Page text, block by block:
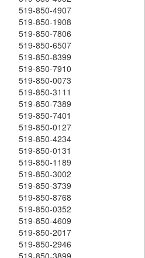
519-850-4907
519-850-1908
519-850-7806
519-850-6507
519-850-8399
519-850-7910
519-850-0073
519-850-3111
519-850-7389
519-850-7401
519-850-0127
519-850-4234
519-850-0131
519-850-1189
519-850-3002
519-850-3739
519-850-8768
519-850-0352
519-850-4609
519-850-2017
519-850-2946
519-850-3899